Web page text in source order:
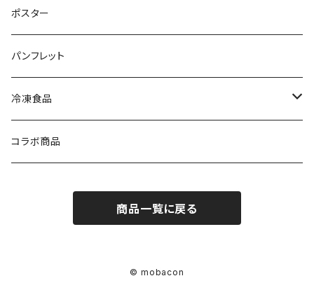
ポスター
パンフレット
冷凍食品
ラーメン
コラボ商品
商品一覧に戻る
© mobacon